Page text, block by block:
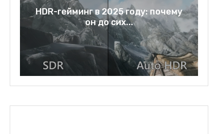
Rage bait: слово года 2025 и
зеркало нашей...